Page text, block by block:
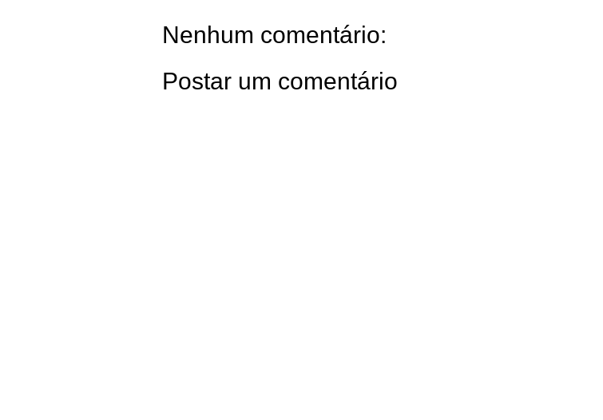
Nenhum comentário:
Postar um comentário